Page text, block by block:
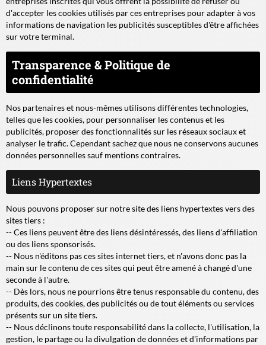
d'accepter les cookies utilisés par ces entreprises pour adapter à vos
informations de navigation les publicités susceptibles d'être affichées
sur votre terminal.
Transparence & Politique de
confidentialité
Nos partenaires et nous-mêmes utilisons différentes technologies,
telles que les cookies, pour personnaliser les contenus et les
publicités, proposer des fonctionnalités sur les réseaux sociaux et
analyser le trafic. Cependant sachez que nous ne conservons aucunes
données personnelles sauf mentions contraires.
Liens Hypertextes
Nous pouvons proposer sur notre site des liens hypertextes vers des
sites tiers :
-- Ces liens peuvent être des liens désintéressés, des liens d'affiliation
ou des liens sponsorisés.
-- Nous n'éditons pas ces sites internet tiers, et n'avons donc pas la
main sur le contenu de ces sites qui peut être amené à changé d'une
seconde à l'autre.
-- Dès lors, nous ne pourrions être tenus responsable du contenu, des
produits, des cookies, des publicités ou de tout éléments ou services
présents sur un site tiers.
-- Nous déclinons toute responsabilité dans la collecte, l'utilisation, la
gestion, le partage ou la divulgation de données et d'informations par